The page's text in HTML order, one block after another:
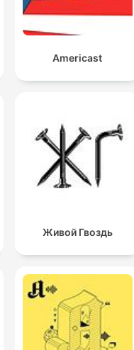
Americast
Живой Гвоздь